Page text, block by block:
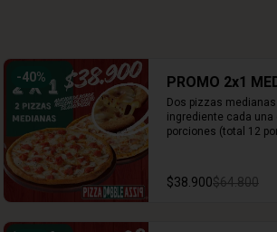
-40% PROMO 2x1
Dos pizzas medianas
ingrediente cada una
porciones (total 12
$38.900$64.800